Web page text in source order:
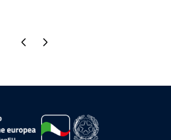
Pagina precedente
Pagina successiva